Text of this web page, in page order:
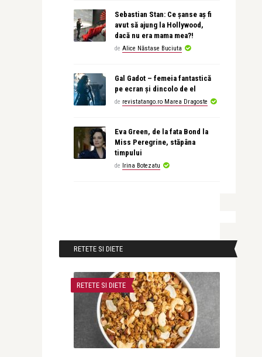
Sebastian Stan: Ce șanse aș fi
avut să ajung la Hollywood,
dacă nu era mama mea?!
de Alice Năstase Buciuta
Gal Gadot – femeia fantastică
pe ecran și dincolo de el
de revistatango.ro Marea Dragoste
Eva Green, de la fata Bond la
Miss Peregrine, stăpâna
timpului
de Irina Botezatu
RETETE SI DIETE
RETETE SI DIETE